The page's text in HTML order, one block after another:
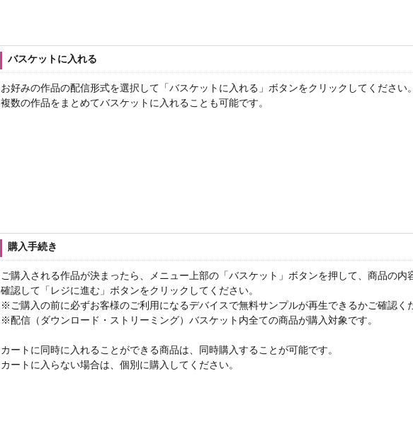
バスケットに入れる
お好みの作品の配信形式を選択して「バスケットに入れる」ボタンをクリックしてください
複数の作品をまとめてバスケットに入れることも可能です。
購入手続き
ご購入される作品が決まったら、メニュー上部の「バスケット」ボタンを押して、商品の内
確認して「レジに進む」ボタンをクリックしてください。
※ご購入の前に必ずお客様のご利用になるデバイスで無料サンプルが再生できるかご確認く
※配信（ダウンロード・ストリーミング）バスケット内全ての商品が購入対象です。
カートに同時に入れることができる商品は、同時購入することが可能です。
カートに入らない場合は、個別に購入してください。